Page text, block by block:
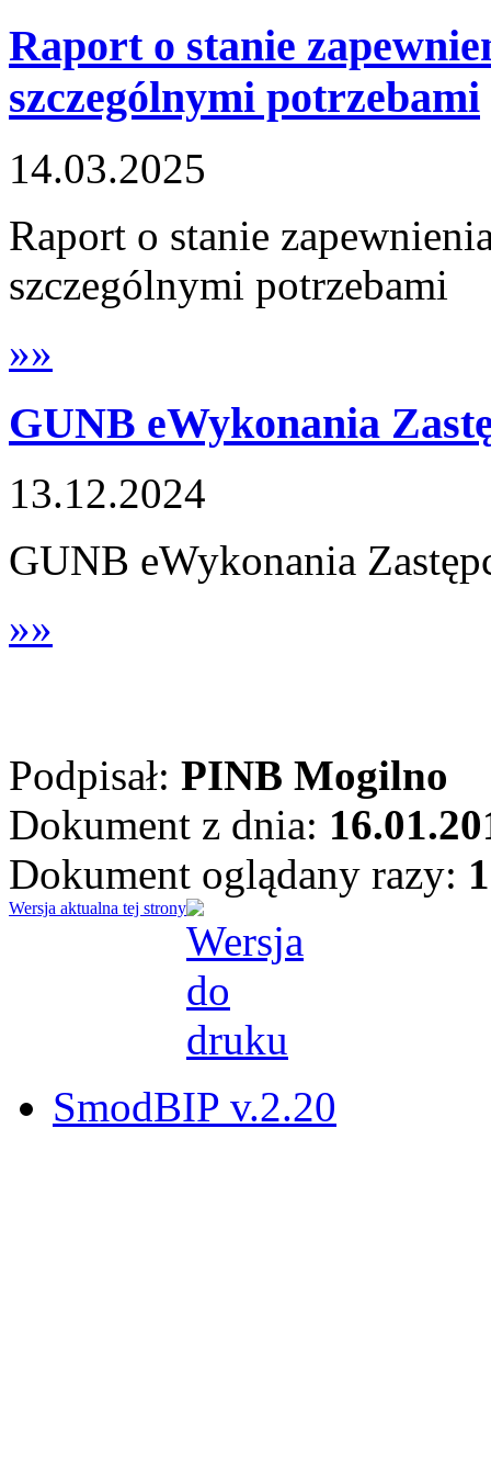
Raport o stanie
szczególnymi potrzebami
14.03.2025
Raport o stanie
szczególnymi potrzebami
»»
GUNB eWykonania
13.12.2024
GUNB eWykonania
»»
Podpisał: PINB Mogilno
Dokument z dnia:
Dokument oglądany razy:
Wersja aktualna tej strony
SmodBIP v.2.20